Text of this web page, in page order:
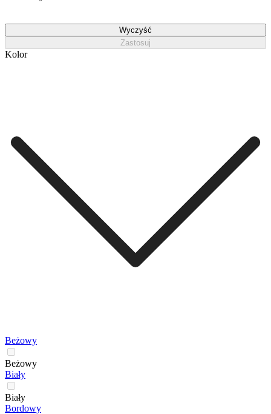
Wyczyść
Zastosuj
Kolor
Beżowy
Beżowy
Biały
Biały
Bordowy